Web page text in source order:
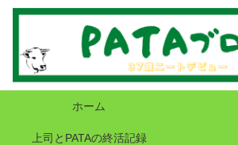
ホーム
上司とPATAの終活記録